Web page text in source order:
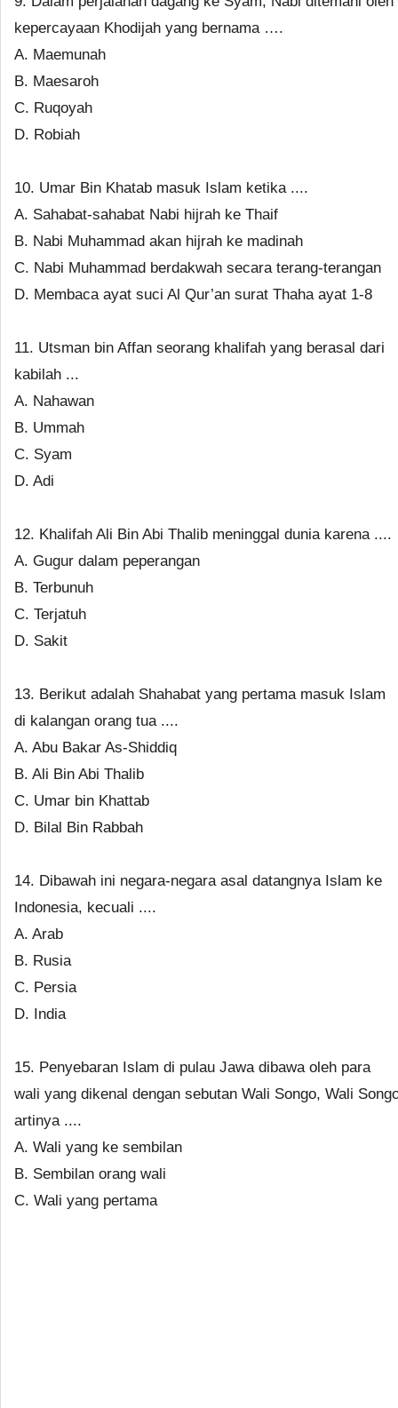
kepercayaan Khodijah yang bernama ….
A. Maemunah
B. Maesaroh
C. Ruqoyah
D. Robiah
10. Umar Bin Khatab masuk Islam ketika ....
A. Sahabat-sahabat Nabi hijrah ke Thaif
B. Nabi Muhammad akan hijrah ke madinah
C. Nabi Muhammad berdakwah secara terang-terangan
D. Membaca ayat suci Al Qur’an surat Thaha ayat 1-8
11. Utsman bin Affan seorang khalifah yang berasal dari
kabilah ...
A. Nahawan
B. Ummah
C. Syam
D. Adi
12. Khalifah Ali Bin Abi Thalib meninggal dunia karena ....
A. Gugur dalam peperangan
B. Terbunuh
C. Terjatuh
D. Sakit
13. Berikut adalah Shahabat yang pertama masuk Islam
di kalangan orang tua ....
A. Abu Bakar As-Shiddiq
B. Ali Bin Abi Thalib
C. Umar bin Khattab
D. Bilal Bin Rabbah
14. Dibawah ini negara-negara asal datangnya Islam ke
Indonesia, kecuali ....
A. Arab
B. Rusia
C. Persia
D. India
15. Penyebaran Islam di pulau Jawa dibawa oleh para
wali yang dikenal dengan sebutan Wali Songo, Wali
artinya ....
A. Wali yang ke sembilan
B. Sembilan orang wali
C. Wali yang pertama